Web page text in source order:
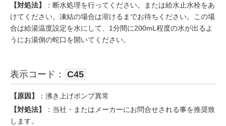
【対処法】
：断水処理を行ってください。または給水止水栓をあ
けてください。凍結の場合は溶けるまでお待ちください。この場
合は給湯温度設定を水にして、1分間に200mL程度の水が出るよ
うにお湯側の蛇口を開いてください。
表示コード： C45
【原因】
：沸き上げポンプ異常
【対処法】
：当社・またはメーカーにお問合せされる事を推奨致
します。